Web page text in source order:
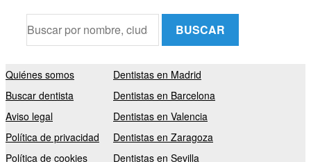
BUSCAR
Quiénes somos
Buscar dentista
Aviso legal
Política de privacidad
Política de cookies
Dentistas en Madrid
Dentistas en Barcelona
Dentistas en Valencia
Dentistas en Zaragoza
Dentistas en Sevilla